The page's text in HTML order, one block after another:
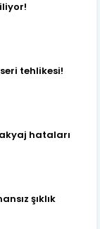
tehlikesi!
hataları
şıklık